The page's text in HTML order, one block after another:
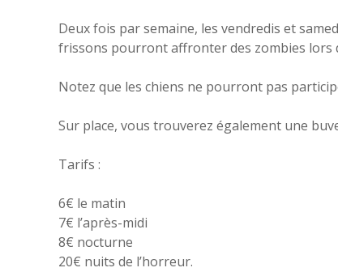
Deux fois par semaine, les vendredis et
frissons pourront affronter des zombies lors
Notez que les chiens ne pourront pas
Sur place, vous trouverez également une
Tarifs :
6€ le matin
7€ l’après-midi
8€ nocturne
20€ nuits de l’horreur.